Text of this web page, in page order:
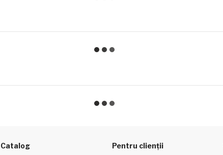
Catalog Pentru clienții